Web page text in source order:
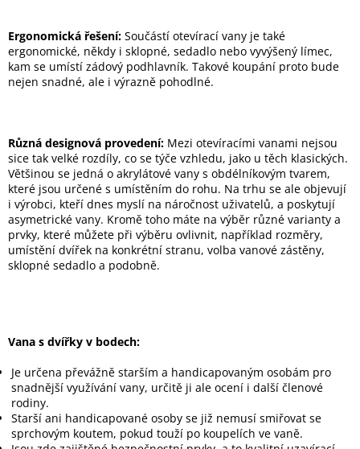
Ergonomická řešení: Součástí otevírací vany je také
ergonomické, někdy i sklopné, sedadlo nebo vyvýšený límec,
kam se umístí zádový podhlavník. Takové koupání proto bude
nejen snadné, ale i výrazně pohodlné.
Různá designová provedení: Mezi otevíracími vanami nejsou
sice tak velké rozdíly, co se týče vzhledu, jako u těch klasických.
Většinou se jedná o akrylátové vany s obdélníkovým tvarem,
které jsou určené s umístěním do rohu. Na trhu se ale objevují
i výrobci, kteří dnes myslí na náročnost uživatelů, a poskytují
asymetrické vany. Kromě toho máte na výběr různé varianty a
prvky, které můžete při výběru ovlivnit, například rozměry,
umístění dvířek na konkrétní stranu, volba vanové zástěny,
sklopné sedadlo a podobně.
Vana s dvířky v bodech:
Je určena převážně starším a handicapovaným osobám pro
snadnější využívání vany, určitě ji ale ocení i další členové
rodiny.
Starší ani handicapované osoby se již nemusí smiřovat se
sprchovým koutem, pokud touží po koupelích ve vaně.